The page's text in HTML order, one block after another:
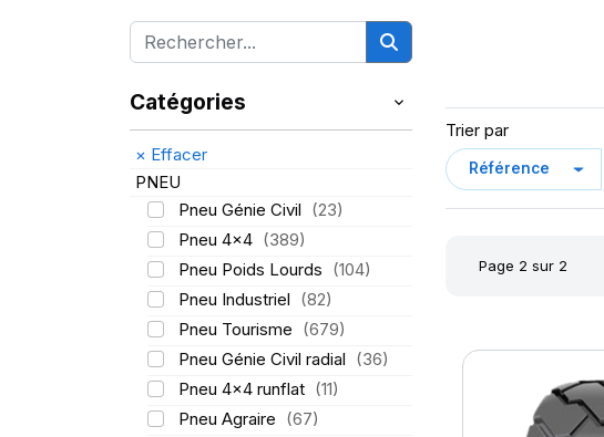
Catégories
× Effacer
PNEU
Pneu Génie Civil (23)
Pneu 4x4 (389)
Pneu Poids Lourds (104)
Pneu Industriel (82)
Pneu Tourisme (679)
Pneu Génie Civil radial (36)
Pneu 4x4 runflat (11)
Pneu Agraire (67)
Trier par
Page 2 sur 2